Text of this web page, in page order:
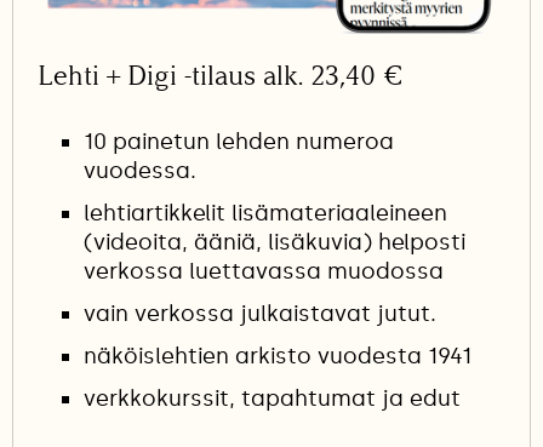
Lehti + Digi -tilaus alk. 23,40 €
10 painetun lehden numeroa
vuodessa.
lehtiartikkelit lisämateriaaleineen
(videoita, ääniä, lisäkuvia) helposti
verkossa luettavassa muodossa
vain verkossa julkaistavat jutut.
näköislehtien arkisto vuodesta 1941
verkkokurssit, tapahtumat ja edut